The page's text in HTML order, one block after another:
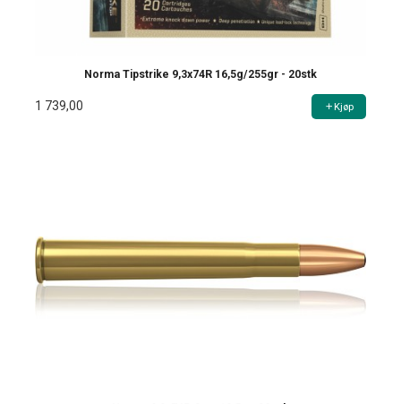
Norma Tipstrike 9,3x74R 16,5g/255gr - 20stk
1 739,00 Kjøp